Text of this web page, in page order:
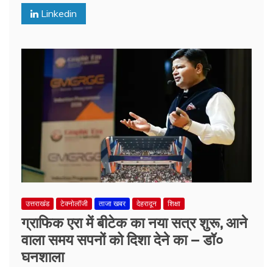
Linkedin
उत्तराखंड टेक्नोलॉजी ताजा खबर देहरादून शिक्षा
ग्राफिक एरा में बीटेक का नया सत्र शुरू, आने
वाला समय सपनों को दिशा देने का – डॉ०
घनशाला